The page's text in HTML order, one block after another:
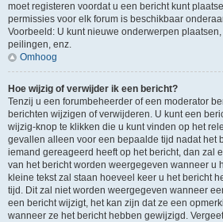
moet registeren voordat u een bericht kunt
permissies voor elk forum is beschikbaar
Voorbeeld: U kunt nieuwe onderwerpen
peilingen, enz.
Omhoog
Hoe wijzig of verwijder ik een bericht?
Tenzij u een forumbeheerder of een moderator
berichten wijzigen of verwijderen. U kunt een
wijzig-knop te klikken die u kunt vinden op het
gevallen alleen voor een bepaalde tijd nadat het
iemand gereageerd heeft op het bericht, dan zal
van het bericht worden weergegeven wanneer u
kleine tekst zal staan hoeveel keer u het bericht
tijd. Dit zal niet worden weergegeven wanneer
een bericht wijzigt, het kan zijn dat ze een
wanneer ze het bericht hebben gewijzigd.